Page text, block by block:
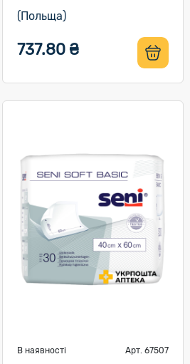
(Польща)
737.80 ₴
В наявності Арт. 67507